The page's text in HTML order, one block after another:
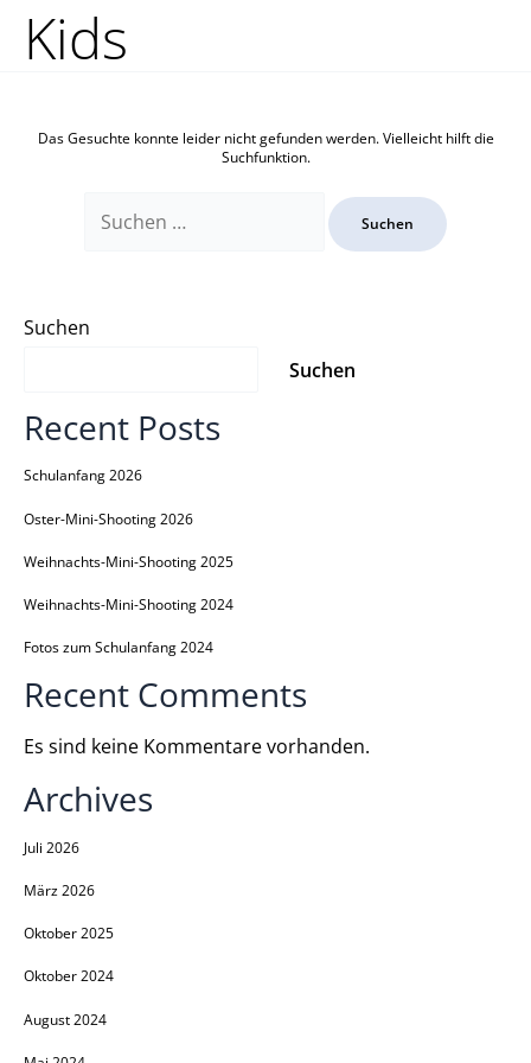
springenKids
Das Gesuchte konnte leider nicht gefunden werden. Vielleicht hilft die
Suchfunktion.
nach:
Suchen
Suchen
Recent Posts
Schulanfang 2026
Oster-Mini-Shooting 2026
Weihnachts-Mini-Shooting 2025
Weihnachts-Mini-Shooting 2024
Fotos zum Schulanfang 2024
Recent Comments
Es sind keine Kommentare vorhanden.
Archives
Juli 2026
März 2026
Oktober 2025
Oktober 2024
August 2024